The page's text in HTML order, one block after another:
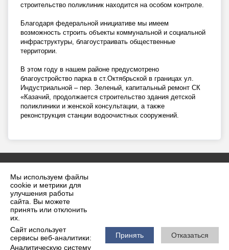
Мы используем файлы
cookie и метрики для
улучшения работы
сайта. Вы можете
принять или отклонить
их.
Сайт использует
сервисы веб-аналитики:
Аналитическую систему
Принять Отказаться
строительство поликлиник находится на особом контроле.
Благодаря федеральной инициативе мы имеем
возможность строить объекты коммунальной и социальной
инфраструктуры, благоустраивать общественные
территории.
В этом году в нашем районе предусмотрено
благоустройство парка в ст.Октябрьской в границах ул.
Индустриальной – пер. Зеленый, капитальный ремонт СК
«Казачий, продолжается строительство здания детской
поликлиники и женской консультации, а также
реконструкция станции водоочистных сооружений.
2026 г. krilovskaya.ru
Вход
Карта сайта
Политика обработки персональных данных